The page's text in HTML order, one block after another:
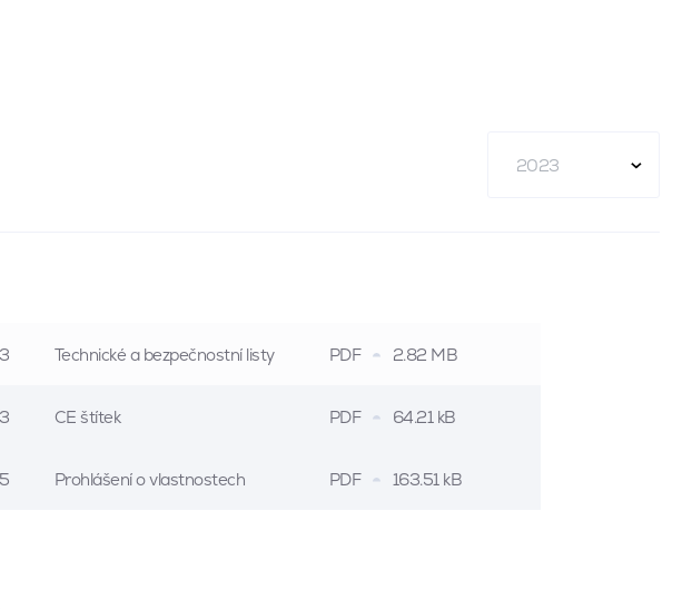
2023
Technické a bezpečnostní listy PDF 2.82 MB
CE štítek PDF 64.21 kB
Prohlášení o vlastnostech PDF 163.51 kB